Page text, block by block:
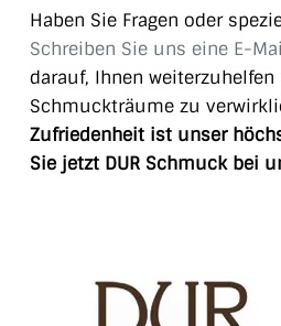
Haben Sie Fragen oder
Schreiben Sie uns eine E-
darauf, Ihnen
Schmuckträume zu
Zufriedenheit ist unser
Sie jetzt DUR Schmuck bei